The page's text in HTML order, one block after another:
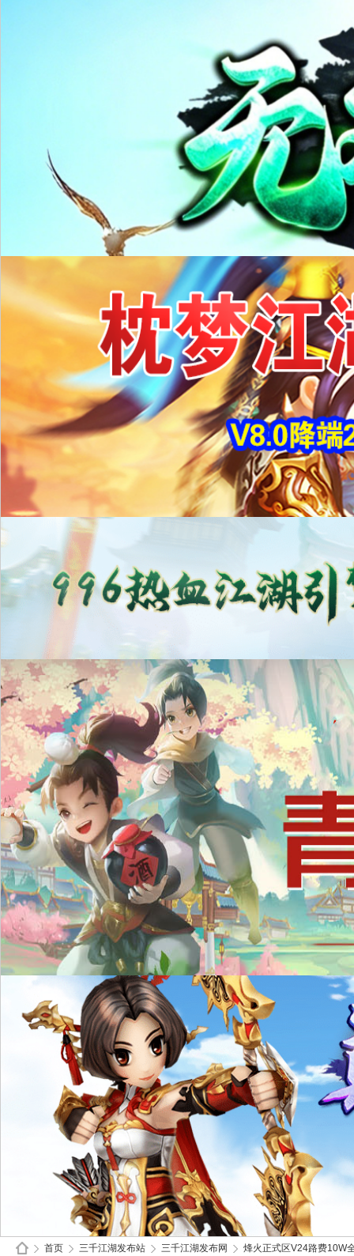
首页 三千江湖发布站 三千江湖发布网 烽火正式区V24路费10W